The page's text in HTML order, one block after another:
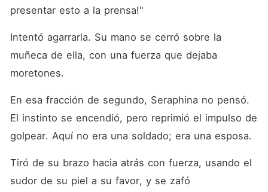
presentar esto a la prensa!"
Intentó agarrarla. Su mano se cerró sobre la
muñeca de ella, con una fuerza que dejaba
moretones.
En esa fracción de segundo, Seraphina no pensó.
El instinto se encendió, pero reprimió el impulso de
golpear. Aquí no era una soldado; era una esposa.
Tiró de su brazo hacia atrás con fuerza, usando el
sudor de su piel a su favor, y se zafó